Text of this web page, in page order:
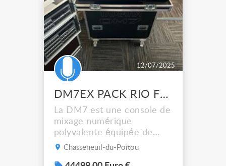
Correction
basse/médium/aigu - 26 dB
+ 12 dB Réglage du gain • -
CROS...
12/07/2025
DM7EX PACK RIO FLIGHT CASE YAMAHA NEUVE JAMAIS SERVI YAMAHA
La DM7 est une console de
mixage numérique
polyvalente équipée de
Dante, offrant une qualité
Chasseneuil-du-Poitou